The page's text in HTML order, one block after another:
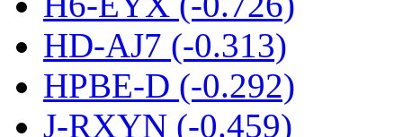
HD-AJ7 (-0.313)
HPBE-D (-0.292)
J-RXYN (-0.459)